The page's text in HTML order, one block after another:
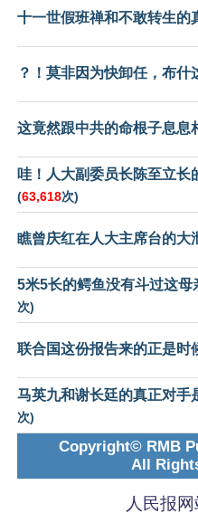
十一世假班禅和不敢转生的
？！莫非因为快卸任，布什
这竟然跟中共的命根子息息
哇！人大副委员长陈至立长
(63,618次)
瞧曾庆红在人大主席台的大
5米5长的鳄鱼没有斗过这母
次)
联合国这份报告来的正是时
马英九和谢长廷的真正对手
次)
Copyright© RMB
All
人民报